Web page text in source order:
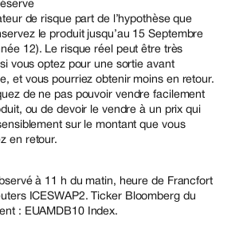
de risque part de l’hypothèse que
le produit jusqu’au 15 Septembre
12). Le risque réel peut être très
vous optez pour une sortie avant
et vous pourriez obtenir moins en retour.
de ne pas pouvoir vendre facilement
ou de devoir le vendre à un prix qui
sur le montant que vous
en retour.
à 11 h du matin, heure de Francfort
ICESWAP2. Ticker Bloomberg du
: EUAMDB10 Index.